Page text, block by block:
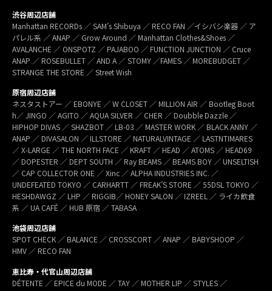
渋谷周辺店舗
Manhattan RECORDs ／ SAM’s Shibuya ／ RECO FAN ／イシバシ楽器 ／ ア
パレル系 ／ ANAP ／ Grow Around ／ Manhattan Clothes&Shoes ／
AVALANCHE ／ ONSPOTZ ／ PAJABOO ／ FUNCTION JUNCTION ／ Cruce
ANAP ／ ROSEBULLET ／ AND A ／ STOMY ／FAMES ／ MOREBUDGET ／
STRANGE THE STORE ／ Street Wish
原宿周辺店舗
ネスタストアー ／ EBONYE ／ W CLOSET ／ MILLION AIR ／ Bootleg Boot
h／ JINGO ／ AGITO ／ AQUA SILVER ／ CHER ／ Doubble Dazzle ／
HIPHOP DIVAS ／ SHAZBOT ／ LB-03 ／ MASTER WORK ／ BLACK ANNY ／
ANAP ／ DIVASALON ／ ILLSTORE ／ NATURALVINTAGE ／ LASTNTIMARES
／ X-LARGE ／ THE NORTH FACE ／ KRAFT ／ HEAD ／ ATOMS ／ HEAD69
／ DOPESTER ／ DEPT SOUTH ／ Ray BEAMS ／ BEAMS BOY ／ UNSELTISH
／ CAP COLLECTOR ONE ／ Xinc ／ ALPHA INDUSTRIES INC. ／
UNDEFEATED TOKYO ／ CARHARTT ／ FREAK’S STORE ／ 55DSL TOKYO ／
HESHDAWGZ ／ LHP ／ RIGGIB／ HONEY SALON ／ IZREEL ／ ライカ飲食
系 ／ UA CAFÉ ／ HUB 原宿 ／ TABASA
池袋周辺店舗
SPOT CHECK ／ BALANCE ／ CROSSCORT ／ ANAP ／ BABYSHOOP ／
HMV ／ RECO FAN
恵比寿・代官山周辺店舗
DÉTENTE ／ EPICE du MODE ／ TAY ／ MOTHER LIP ／ STYLES ／